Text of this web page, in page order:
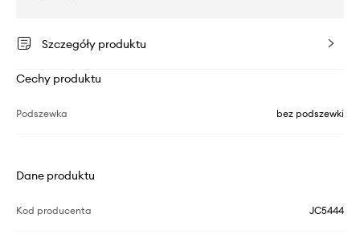
Szczegóły produktu
Cechy produktu
Podszewka bez podszewki
Dane produktu
Kod producenta JC5444